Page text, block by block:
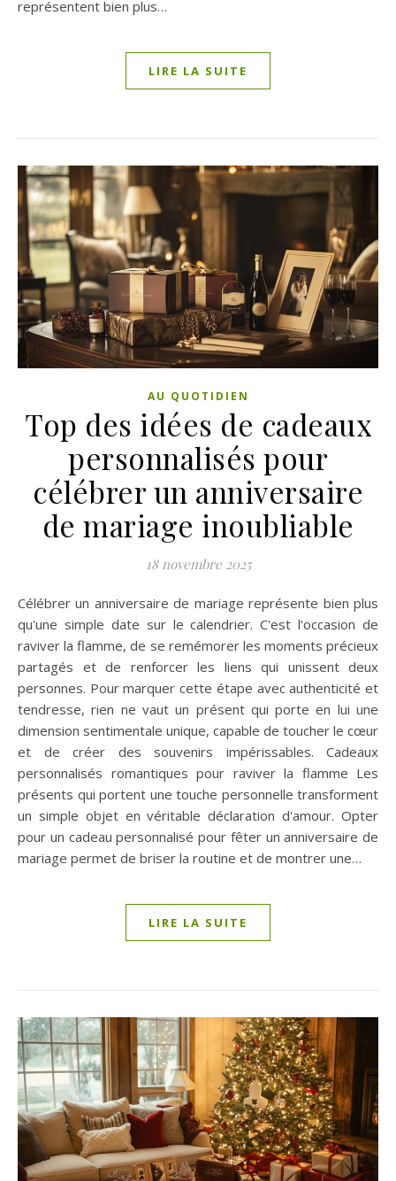
représentent bien plus…
LIRE LA SUITE
AU QUOTIDIEN
Top des idées de cadeaux
personnalisés pour
célébrer un anniversaire
de mariage inoubliable
18 novembre 2025
Célébrer un anniversaire de mariage représente bien plus
qu'une simple date sur le calendrier. C'est l'occasion de
raviver la flamme, de se remémorer les moments précieux
partagés et de renforcer les liens qui unissent deux
personnes. Pour marquer cette étape avec authenticité et
tendresse, rien ne vaut un présent qui porte en lui une
dimension sentimentale unique, capable de toucher le cœur
et de créer des souvenirs impérissables. Cadeaux
personnalisés romantiques pour raviver la flamme Les
présents qui portent une touche personnelle transforment
un simple objet en véritable déclaration d'amour. Opter
pour un cadeau personnalisé pour fêter un anniversaire de
mariage permet de briser la routine et de montrer une…
LIRE LA SUITE